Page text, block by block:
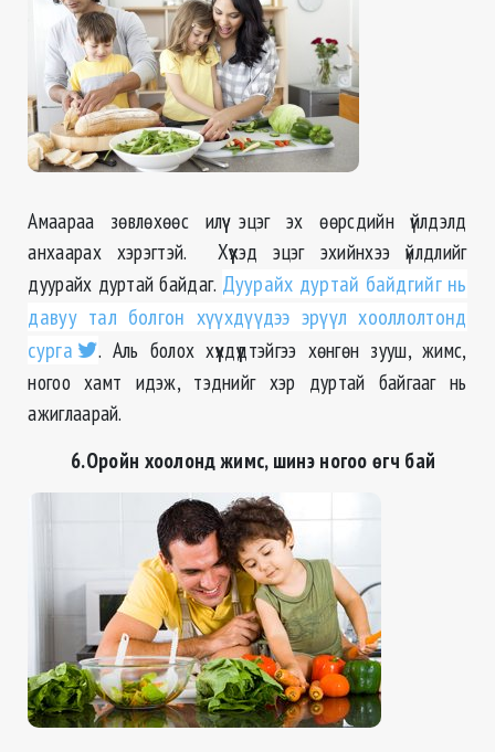
Амаараа зөвлөхөөс илүү эцэг эх өөрсдийн үйлдэлд
анхаарах хэрэгтэй. Хүүхэд эцэг эхийнхээ үйлдлийг
дуурайх дуртай байдаг. Дуурайх дуртай байдгийг нь
давуу тал болгон хүүхдүүдээ эрүүл хооллолтонд
сурга
. Аль болох хүүхдүүдтэйгээ хөнгөн зууш, жимс,
ногоо хамт идэж, тэднийг хэр дуртай байгааг нь
ажиглаарай.
6.Оройн хоолонд жимс, шинэ ногоо өгч бай